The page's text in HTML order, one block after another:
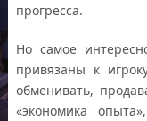
прогресса.
Но самое
привязаны к
обменивать,
«экономика